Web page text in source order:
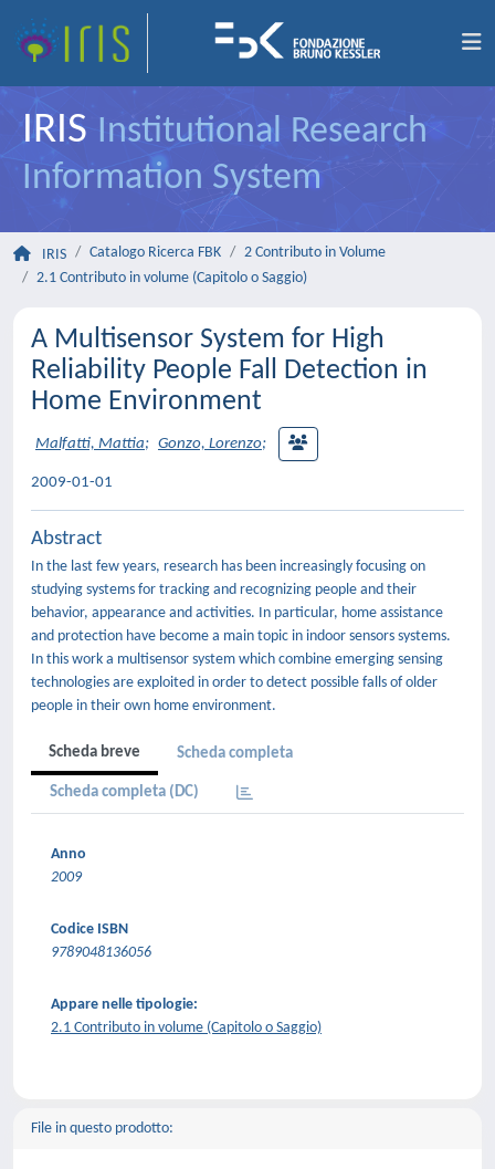
IRIS Institutional Research
Information System
IRIS Catalogo Ricerca FBK
2 Contributo in Volume
2.1 Contributo in volume (Capitolo o Saggio)
A Multisensor System for High
Reliability People Fall Detection in
Home Environment
Malfatti, Mattia; Gonzo, Lorenzo;
2009-01-01
Abstract
In the last few years, research has been increasingly focusing on
studying systems for tracking and recognizing people and their
behavior, appearance and activities. In particular, home assistance
and protection have become a main topic in indoor sensors systems.
In this work a multisensor system which combine emerging sensing
technologies are exploited in order to detect possible falls of older
people in their own home environment.
Scheda breve Scheda completa
Scheda completa (DC)
Anno
2009
Codice ISBN
9789048136056
Appare nelle tipologie:
2.1 Contributo in volume (Capitolo o Saggio)
File in questo prodotto: